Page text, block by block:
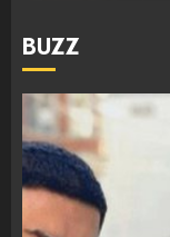
BUZZ